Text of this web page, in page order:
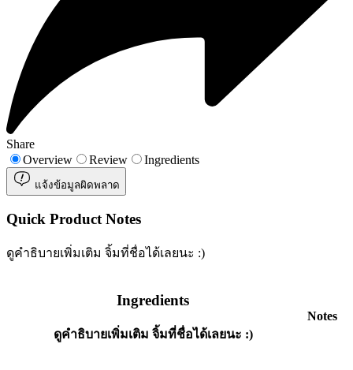
Share
Overview
Review Ingredients
แจ้งข้อมูลผิดพลาด
Quick Product Notes
ดูคำธิบายเพิ่มเติม จิ้มที่ชื่อได้เลยนะ :)
Ingredients
ดูคำธิบายเพิ่มเติม จิ้มที่ชื่อได้เลยนะ :)
Notes